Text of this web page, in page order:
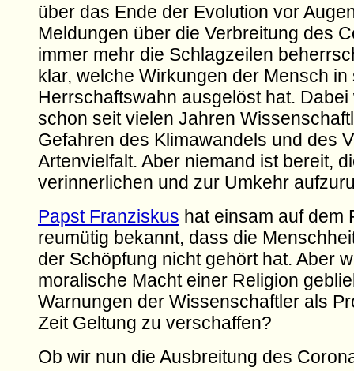
über das Ende der Evolution vor
Meldungen über die Verbreitung des
immer mehr die Schlagzeilen
klar, welche Wirkungen der Mensch in
Herrschaftswahn ausgelöst hat.
schon seit vielen Jahren
Gefahren des Klimawandels und des
Artenvielfalt. Aber niemand ist bereit,
verinnerlichen und zur Umkehr
Papst Franziskus hat einsam auf dem
reumütig bekannt, dass die
der Schöpfung nicht gehört hat. Aber
moralische Macht einer Religion
Warnungen der Wissenschaftler als
Zeit Geltung zu verschaffen?
Ob wir nun die Ausbreitung des